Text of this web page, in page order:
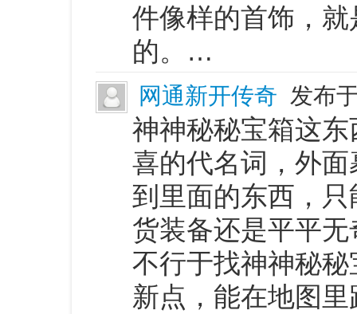
件像样的首饰，
的。…
网通新开传奇 发布
神神秘秘宝箱这
喜的代名词，外
到里面的东西，
货装备还是平平
不行于找神神秘
新点，能在地图